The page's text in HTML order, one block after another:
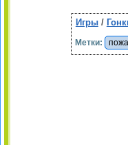
Игры/
Метки: